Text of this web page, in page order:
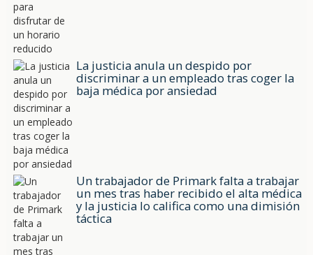
La justicia anula un despido por
discriminar a un empleado tras coger la
baja médica por ansiedad
Un trabajador de Primark falta a trabajar
un mes tras haber recibido el alta médica
y la justicia lo califica como una dimisión
táctica